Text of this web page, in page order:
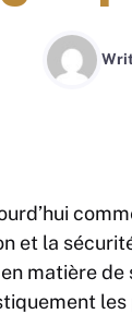
et la
matière